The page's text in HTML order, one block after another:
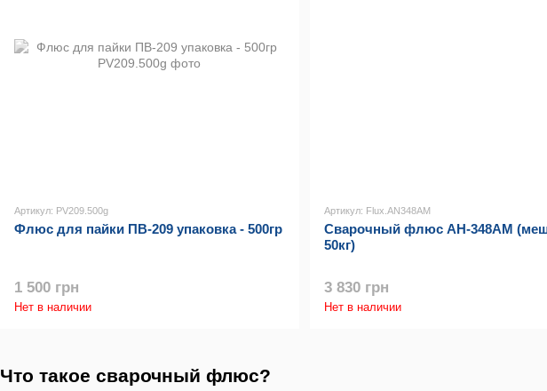
Что такое сварочный флюс?
Артикул: PV209.500g
Флюс для пайки ПВ-209 упаковка - 500гр
1 500 грн
Нет в наличии
Артикул: Flux.AN348AM
Сварочный флюс АН-348АМ
50кг)
3 830 грн
Нет в наличии